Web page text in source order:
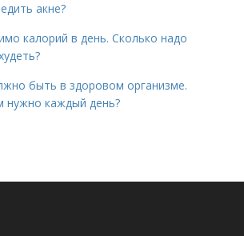
акне?
калорий в день. Сколько надо
быть в здоровом организме.
нужно каждый день?